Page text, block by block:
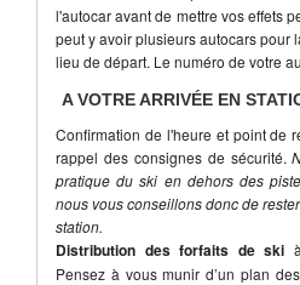
l'autocar avant de mettre vos effets
peut y avoir plusieurs autocars pour
lieu de départ. Le numéro de votre
A VOTRE ARRIVÉE EN
Confirmation de l'heure et point de
rappel des consignes de sécurité.
pratique du ski en dehors des
nous vous conseillons donc de
station.
Distribution des forfaits de ski
Pensez à vous munir d’un plan